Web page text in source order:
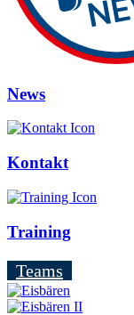
News
Kontakt
Training
Teams